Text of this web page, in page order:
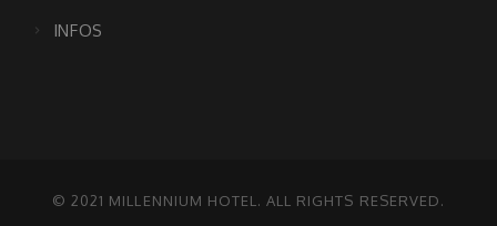
INFOS
© 2021 MILLENNIUM HOTEL. ALL RIGHTS RESERVED.